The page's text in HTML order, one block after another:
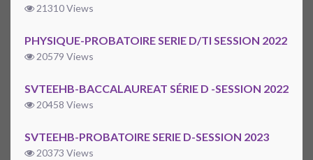
21310 Views
PHYSIQUE-PROBATOIRE SERIE D/TI SESSION 2022
20579 Views
SVTEEHB-BACCALAUREAT SÉRIE D -SESSION 2022
20458 Views
SVTEEHB-PROBATOIRE SERIE D-SESSION 2023
20373 Views